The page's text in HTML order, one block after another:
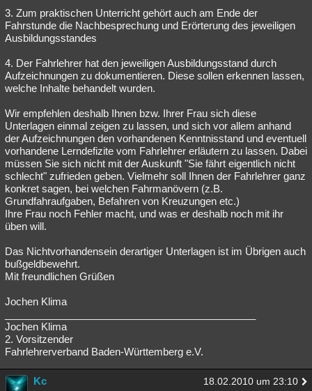
3. Zum praktischen Unterricht gehört auch am Ende der
Fahrstunde die Nachbesprechung und Erörterung des jeweiligen
Ausbildungsstandes
4. Der Fahrlehrer hat den jeweiligen Ausbildungsstand durch
Aufzeichnungen zu dokumentieren. Diese sollen erkennen lassen,
welche Inhalte behandelt wurden.
Wir empfehlen deshalb Ihnen bzw. Ihrer Frau sich diese
Unterlagen einmal zeigen zu lassen, und sich vor allem anhand
der Aufzeichnungen den vorhandenen Kenntnisstand und eventuell
vorhandene Lerndefizite vom Fahrlehrer erläutern zu lassen. Dabei
müssen Sie sich nicht mit der Auskunft "Sie fährt eigentlich nicht
schlecht" zufrieden geben. Vielmehr soll Ihnen der Fahrlehrer ganz
konkret sagen, bei welchen Fahrmanövern (z.B.
Grundfahraufgaben, Befahren von Kreuzungen etc.)
Ihre Frau noch Fehler macht, und was er deshalb noch mit ihr
üben will.
Das Nichtvorhandensein derartiger Unterlagen ist im Übrigen auch
bußgeldbewehrt.
Mit freundlichen Grüßen
Jochen Klima
Jochen Klima
2. Vorsitzender
Fahrlehrerverband Baden-Württemberg e.V.
Kc 18.02.2010 um 23:10